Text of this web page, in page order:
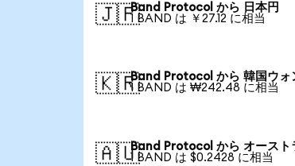
🇯🇵Band Protocol から 日本円
1 BAND は ￥27.12 に相当
🇰🇷Band Protocol から 韓国ウォ
1 BAND は ₩242.48 に相当
🇦🇺Band Protocol から オースト
1 BAND は $0.2428 に相当